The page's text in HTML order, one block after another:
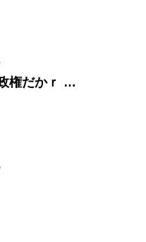
権だかｒ …